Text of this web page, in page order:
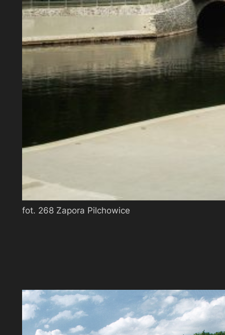
fot. 268 Zapora Pilchowice